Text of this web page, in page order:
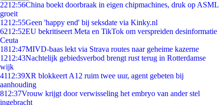
2212:56China boekt doorbraak in eigen chipmachines, druk op ASML
groeit
1212:55Geen 'happy end' bij seksdate via Kinky.nl
6212:52EU bekritiseert Meta en TikTok om verspreiden desinformatie
Ceuta
1812:47MIVD-baas lekt via Strava routes naar geheime kazerne
1212:43Nachtelijk gebiedsverbod brengt rust terug in Rotterdamse
wijk
4112:39XR blokkeert A12 ruim twee uur, agent gebeten bij
aanhouding
812:37Vrouw krijgt door verwisseling het embryo van ander stel
ingebracht